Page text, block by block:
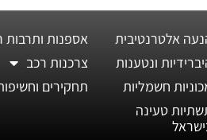
אלטרנטיבית
ונטענות
חשמליות
טעינה
אספנות ותרבות
צרכנות רכב
תחקירים